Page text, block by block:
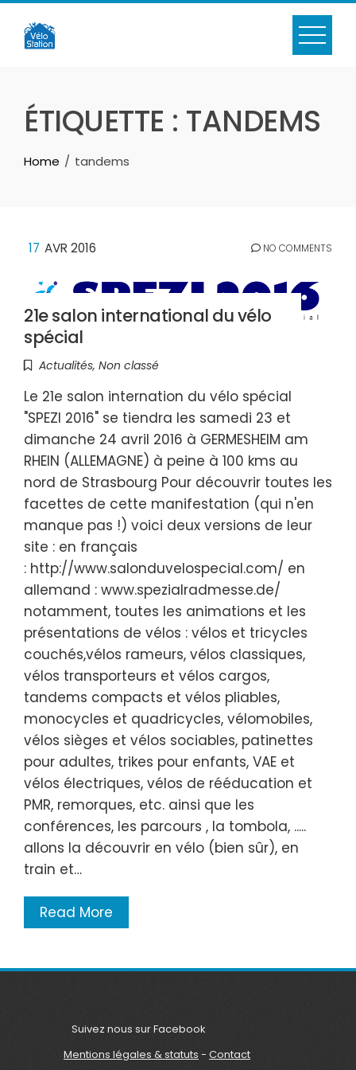
Skip
content
ÉTIQUETTE : TANDEMS
Home tandems
17 AVR 2016 NO COMMENTS
21e salon international du vélo
spécial
Actualités, Non classé
Le 21e salon internation du vélo spécial
"SPEZI 2016" se tiendra les samedi 23 et
dimanche 24 avril 2016 à GERMESHEIM am
RHEIN (ALLEMAGNE) à peine à 100 kms au
nord de Strasbourg Pour découvrir toutes les
facettes de cette manifestation (qui n'en
manque pas !) voici deux versions de leur
site : en français
: http://www.salonduvelospecial.com/ en
allemand : www.spezialradmesse.de/
notamment, toutes les animations et les
présentations de vélos : vélos et tricycles
couchés,vélos rameurs, vélos classiques,
vélos transporteurs et vélos cargos,
tandems compacts et vélos pliables,
monocycles et quadricycles, vélomobiles,
vélos sièges et vélos sociables, patinettes
pour adultes, trikes pour enfants, VAE et
vélos électriques, vélos de rééducation et
PMR, remorques, etc. ainsi que les
conférences, les parcours , la tombola, .....
allons la découvrir en vélo (bien sûr), en
train et…
Read More
Suivez nous sur Facebook
Mentions légales & statuts - Contact